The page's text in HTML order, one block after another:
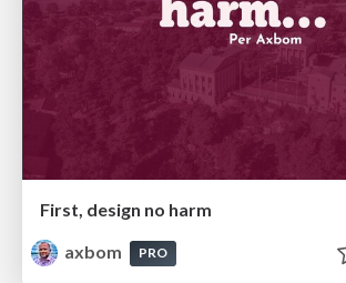
First, design no harm
axbom
PRO